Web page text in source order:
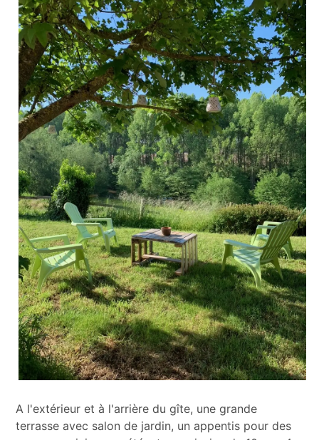
A l'extérieur et à l'arrière du gîte, une grande
terrasse avec salon de jardin, un appentis pour des